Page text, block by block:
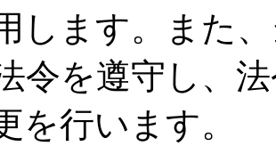
します。また
令を遵守し、
を行います。